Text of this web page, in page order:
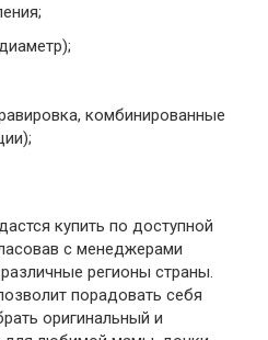
комбинированные
купить по доступной
с менеджерами
регионы страны.
порадовать себя
оригинальный и